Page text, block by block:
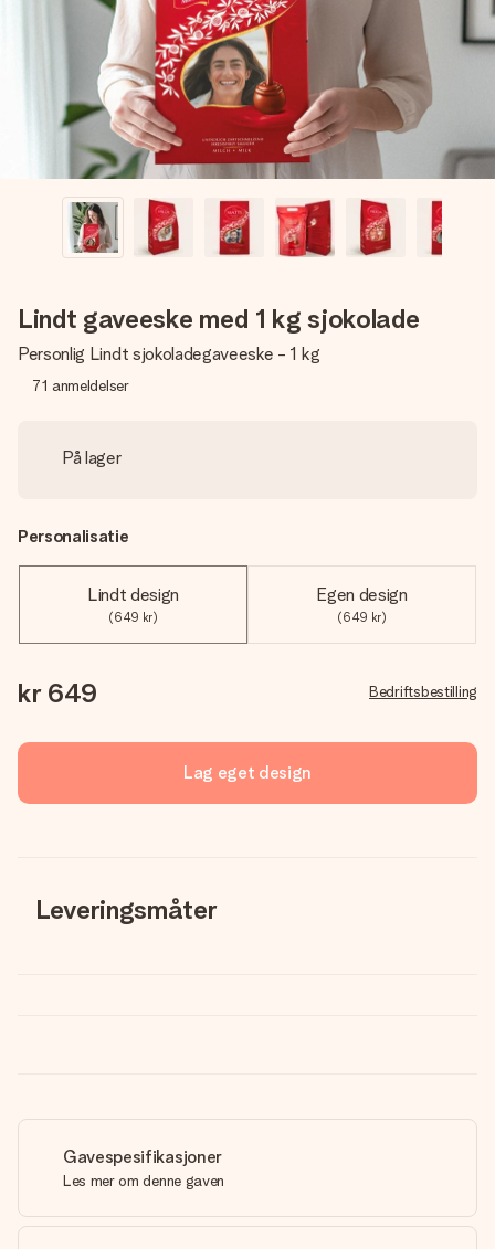
et bilde av dere eller en beskjed som virkelig berører
hjertet. Ikke noe tull, bare masse kjærlighet i øyeblikket.
Lindt gaveeske med 1 kg sjokolade
Personlig Lindt sjokoladegaveeske - 1 kg
71 anmeldelser
På lager
Personalisatie
Lindt design
(649 kr)
Egen design
(649 kr)
kr 649 Bedriftsbestilling
Lag eget design
Leveringsmåter
Gavespesifikasjoner
Les mer om denne gaven